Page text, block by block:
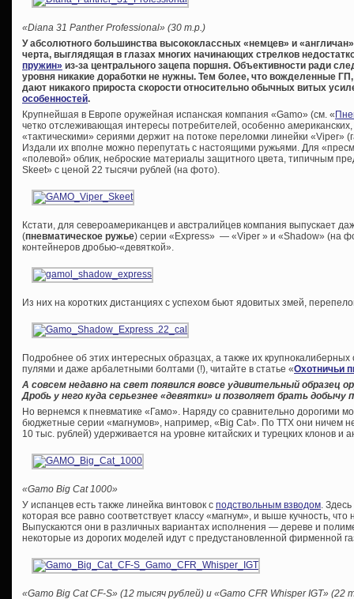
«Diana 31 Panther Professional» (30 т.р.)
У абсолютного большинства высококлассных «немцев» и
черта, выглядящая в глазах многих начинающих стрелков
пружин» из-за центрального зацепа поршня. Объективности ради
уровня никакие доработки не нужны. Тем более, что вожделенные
дают никакого прироста скорости относительно обычных витых
особенностей.
Крупнейшая в Европе оружейная испанская компания «Gamo» (см. «
четко отслеживающая интересы потребителей, особенно
«тактическими» сериями держит на потоке переломки линейки «Viper»
Издали их вполне можно перепутать с настоящими ружьями. Для
«полевой» облик, неброские материалы защитного цвета, типичным
Skeet» с ценой 22 тысячи рублей (на фото).
Кстати, для североамериканцев и австралийцев компания выпускает
(пневматическое ружье) серии «Express» — «Viper » и «Shadow» (на
контейнеров дробью-«девяткой».
Из них на коротких дистанциях с успехом бьют ядовитых змей,
Подробнее об этих интересных образцах, а также их
пулями и даже арбалетными болтами (!), читайте в статье «Охотничьи
А совсем недавно на свет появился вовсе удивительный образец
Дробь у него куда серьезнее «девятки» и позволяет брать добычу
Но вернемся к пневматике «Гамо». Наряду со сравнительно дорогими
бюджетные серии «магнумов», например, «Big Cat». По ТТХ они ничем
10 тыс. рублей) удерживается на уровне китайских и турецких клонов и
«Gamo Big Cat 1000»
У испанцев есть также линейка винтовок с подствольным взводом.
которая все равно соответствует классу «магнум», и выше кучность,
Выпускаются они в различных вариантах исполнения — дереве и
некоторые из дорогих моделей идут с предустановленной фирменной
«Gamo Big Cat CF-S» (12 тысяч рублей) и «Gamo CFR Whisper IGT» (22